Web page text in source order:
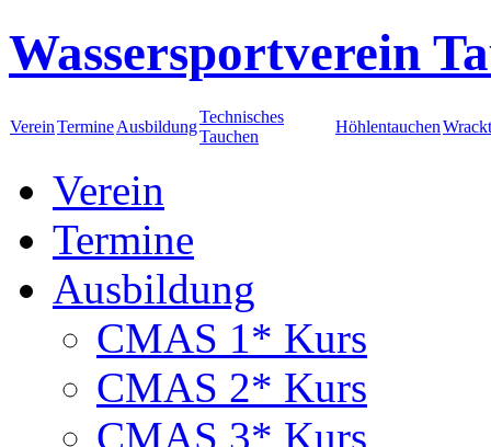
Wassersportverein
VereinTermineAusbildung
Technisches
Tauchen
Höhlentauchen
Verein
Termine
Ausbildung
CMAS 1* Kurs
CMAS 2* Kurs
CMAS 3* Kurs